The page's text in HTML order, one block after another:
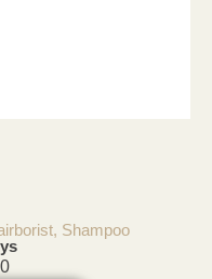
, Shampoo